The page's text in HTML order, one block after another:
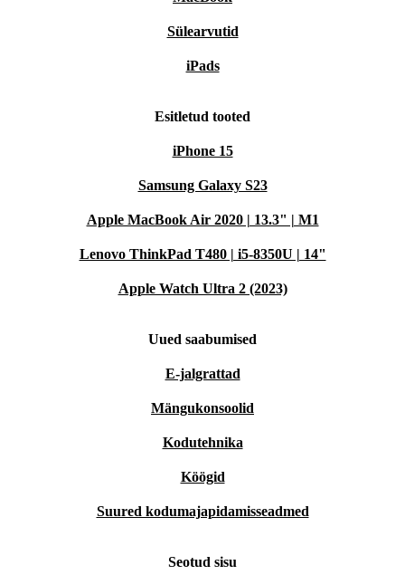
Sülearvutid
iPads
Esitletud tooted
iPhone 15
Samsung Galaxy S23
Apple MacBook Air 2020 | 13.3" | M1
Lenovo ThinkPad T480 | i5-8350U | 14"
Apple Watch Ultra 2 (2023)
Uued saabumised
E-jalgrattad
Mängukonsoolid
Kodutehnika
Köögid
Suured kodumajapidamisseadmed
Seotud sisu